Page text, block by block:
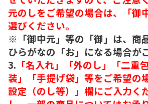
元のしをご希望の場合は、「御
選びください。
※「御中元」等の「御」は、商
ひらがなの「お」になる場合が
3. 「名入れ」「外のし」「二重
装」「手提げ袋」等をご希望の
設定（のし等）」欄にご入力く